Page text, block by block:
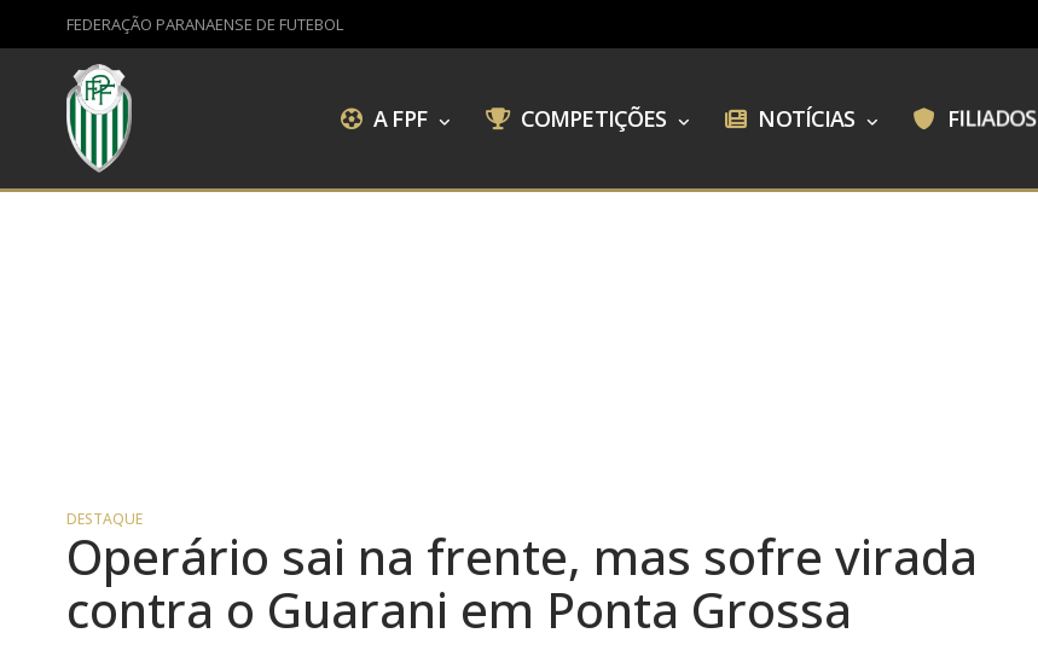
FEDERAÇÃO PARANAENSE DE FUTEBOL
A FPF COMPETIÇÕES NOTÍCIAS FILIADOS
DESTAQUE
Operário sai na frente, mas sofre virada
contra o Guarani em Ponta Grossa